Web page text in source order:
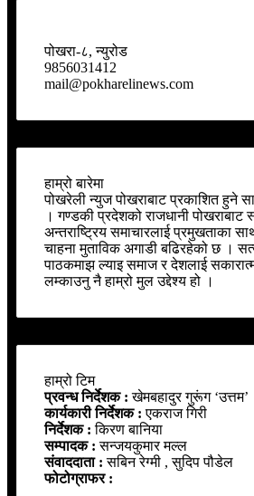
पोखरा-८, न्युरोड
9856031412
mail@pokharelinews.com
हाम्रो बारेमा
पोखरेली न्युज पोखराबाट प्रकाशित हुने
। गण्डकी प्रदेशको राजधानी पोखराबाट
अन्तराष्ट्रिय समाचारलाई प्रमुखताका
चाहना मुताविक अगाडी बढिरहेको छ ।
पाठकमाझ ल्याइ समाज र देशलाई
लम्काउनु नै हाम्रो मुल उद्देश्य हो ।
हाम्रो टिम
प्रवन्ध निर्देशक :खेमबहादुर गुरूंग ‘उत्तम’
कार्यकारी निर्देशक :एकराज गिरी
निर्देशक :किरण बानिया
सम्पादक :सन्जयकुमार मल्ल
संवाददाता :सबिन रेग्मी , सुदिप पौडेल
फोटोग्राफर :